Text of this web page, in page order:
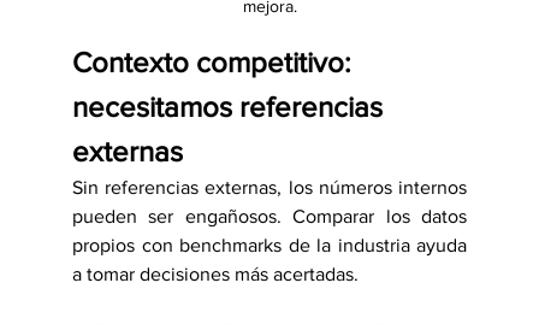
mejora.
Contexto competitivo:
necesitamos referencias
externas
Sin referencias externas, los números internos
pueden ser engañosos. Comparar los datos
propios con benchmarks de la industria ayuda
a tomar decisiones más acertadas.